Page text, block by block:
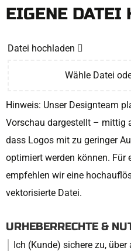
EIGENE DATEI
Datei hochladen
Wähle Datei
Hinweis: Unser Designteam
Vorschau dargestellt – mittig
dass Logos mit zu geringer
optimiert werden können. Für
empfehlen wir eine
vektorisierte Datei.
URHEBERRECHTE &
Ich (Kunde) sichere zu,